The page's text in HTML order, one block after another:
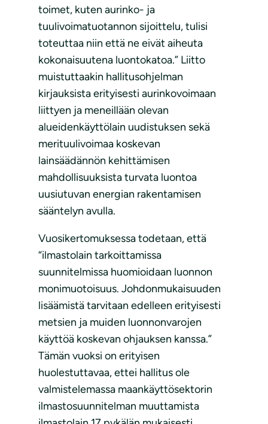
toimet, kuten aurinko- ja
tuulivoimatuotannon sijoittelu, tulisi
toteuttaa niin että ne eivät aiheuta
kokonaisuutena luontokatoa.” Liitto
muistuttaakin hallitusohjelman
kirjauksista erityisesti aurinkovoimaan
liittyen ja meneillään olevan
alueidenkäyttölain uudistuksen sekä
merituulivoimaa koskevan
lainsäädännön kehittämisen
mahdollisuuksista turvata luontoa
uusiutuvan energian rakentamisen
sääntelyn avulla.
Vuosikertomuksessa todetaan, että
“ilmastolain tarkoittamissa
suunnitelmissa huomioidaan luonnon
monimuotoisuus. Johdonmukaisuuden
lisäämistä tarvitaan edelleen erityisesti
metsien ja muiden luonnonvarojen
käyttöä koskevan ohjauksen kanssa.”
Tämän vuoksi on erityisen
huolestuttavaa, ettei hallitus ole
valmistelemassa maankäyttösektorin
ilmastosuunnitelman muuttamista